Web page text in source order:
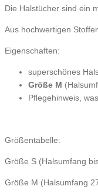
Die Halstücher sind ein
Aus hochwertigen
Eigenschaften:
superschönes
Größe M
Pflegehinweis,
Größentabelle:
Größe S (Halsumfang
Größe M (Halsumfang